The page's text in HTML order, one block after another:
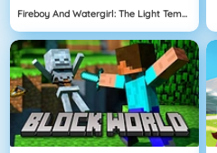
Fireboy And Watergirl: The Light Temple